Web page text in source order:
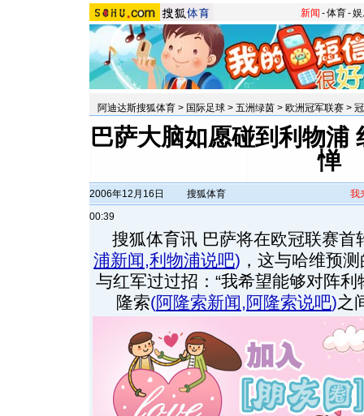
新闻 -体育-
阿迪达斯搜狐体育 > 国际足球 > 五洲绿茵 > 欧洲冠军联赛 >
巴萨大脑如愿碰到利物浦
惮
2006年12月16日
00:39
搜狐体育 我
搜狐体育讯 巴萨将在欧冠联赛首
浦新闻,利物浦说吧) ，这与哈维预
与红军过过招：“我希望能够对阵
隆索(阿隆索新闻,阿隆索说吧)之